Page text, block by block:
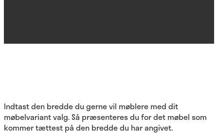
Indtast den bredde du gerne vil møblere med dit
møbelvariant valg. Så præsenteres du for det møbel som
kommer tættest på den bredde du har angivet.